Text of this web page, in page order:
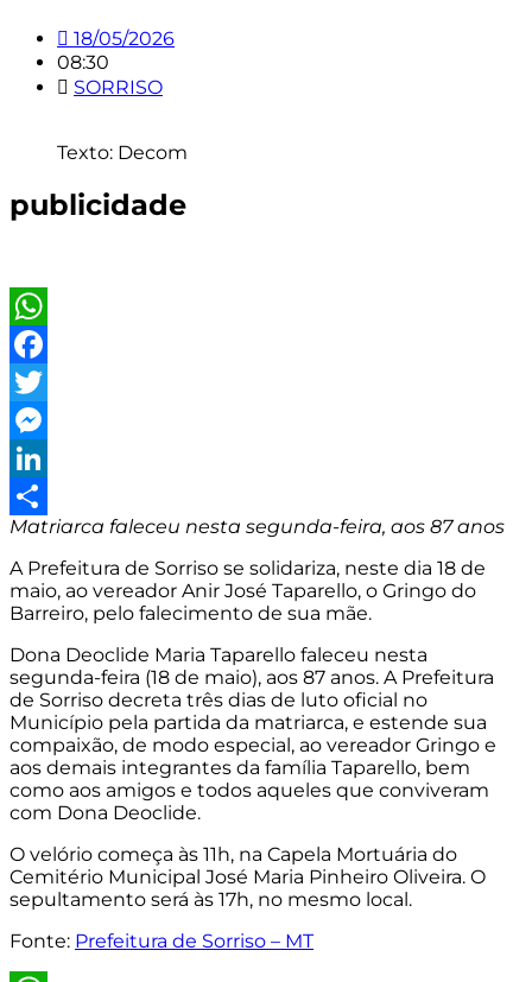
18/05/2026
08:30
SORRISO
Texto: Decom
publicidade
WhatsApp
Facebook
Twitter
Messenger
LinkedIn
Share
Matriarca faleceu nesta segunda-feira, aos 87 anos
A Prefeitura de Sorriso se solidariza, neste dia 18 de
maio, ao vereador Anir José Taparello, o Gringo do
Barreiro, pelo falecimento de sua mãe.
Dona Deoclide Maria Taparello faleceu nesta
segunda-feira (18 de maio), aos 87 anos. A Prefeitura
de Sorriso decreta três dias de luto oficial no
Município pela partida da matriarca, e estende sua
compaixão, de modo especial, ao vereador Gringo e
aos demais integrantes da família Taparello, bem
como aos amigos e todos aqueles que conviveram
com Dona Deoclide.
O velório começa às 11h, na Capela Mortuária do
Cemitério Municipal José Maria Pinheiro Oliveira. O
sepultamento será às 17h, no mesmo local.
Fonte: Prefeitura de Sorriso – MT